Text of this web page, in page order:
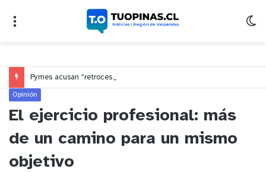
Opinión
El ejercicio profesional: más
de un camino para un mismo
objetivo